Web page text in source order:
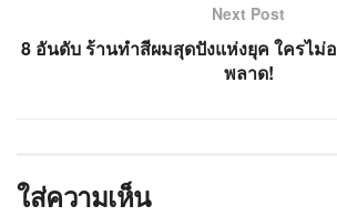
Next Post
8 อันดับ ร้านทำสีผมสุดปังแห่งยุค ใครไม่
พลาด!
ใส่ความเห็น